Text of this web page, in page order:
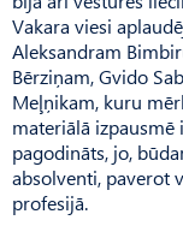
Vakara viesi
Aleksandram
Bērziņam, Gvido
Meļņikam, kuru
materiālā izpausmē
pagodināts, jo,
absolventi, paverot
profesijā.